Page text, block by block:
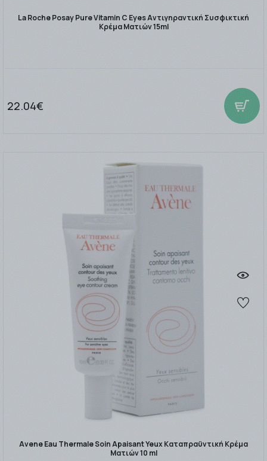
La Roche Posay Pure Vitamin C Eyes Αντιγηραντική Συσφικτική
Κρέμα Ματιών 15ml
22.04€
Avene Eau Thermale Soin Apaisant Yeux Καταπραϋντική Κρέμα
Ματιών 10 ml